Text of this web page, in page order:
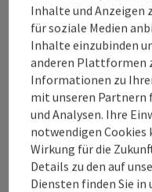
Kontakt
Hauptplatz 19
4190 Bad Leonfelden
+43 50 7263
Inhalte und Anzeigen
für soziale Medien
Inhalte einzubinden
anderen Plattformen
Informationen zu
mit unseren Partnern
und Analysen. Ihre
notwendigen Cookies
Wirkung für die
Details zu den auf
Diensten finden Sie in